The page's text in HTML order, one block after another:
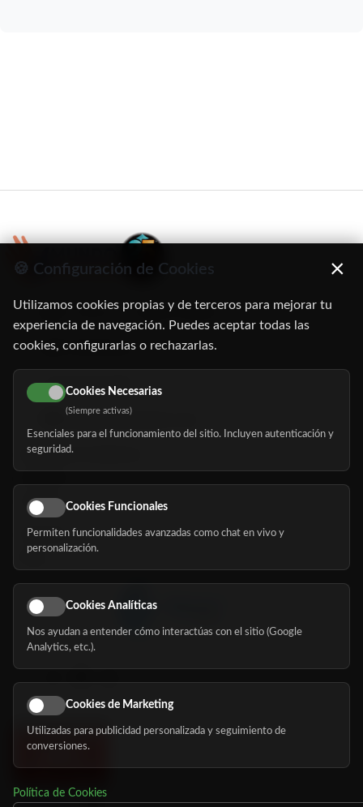
C/ Oruro, 11. 28016 Madrid
91 345 06 26
616 113 103
hola@mundomayor.com
Buscador de residencias
Eventos
Nosotros
Síguenos
🍪 Configuración de Cookies ×
Utilizamos cookies propias y de terceros para mejorar tu
experiencia de navegación. Puedes aceptar todas las
cookies, configurarlas o rechazarlas.
Cookies Necesarias
(Siempre activas)
Esenciales para el funcionamiento del sitio. Incluyen autenticación y
seguridad.
Cookies Funcionales
Permiten funcionalidades avanzadas como chat en vivo y
personalización.
Cookies Analíticas
Nos ayudan a entender cómo interactúas con el sitio (Google
Analytics, etc.).
Cookies de Marketing
Utilizadas para publicidad personalizada y seguimiento de
conversiones.
Política de Cookies